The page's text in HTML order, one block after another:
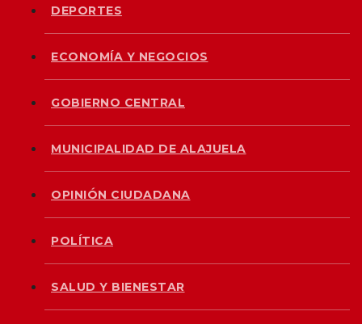
DEPORTES
ECONOMÍA Y NEGOCIOS
GOBIERNO CENTRAL
MUNICIPALIDAD DE ALAJUELA
OPINIÓN CIUDADANA
POLÍTICA
SALUD Y BIENESTAR